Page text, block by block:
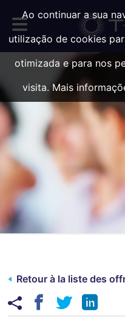
Retour à la liste des
Ao continuar a sua
utilização de cookies
otimizada e para nos
visita. Mais